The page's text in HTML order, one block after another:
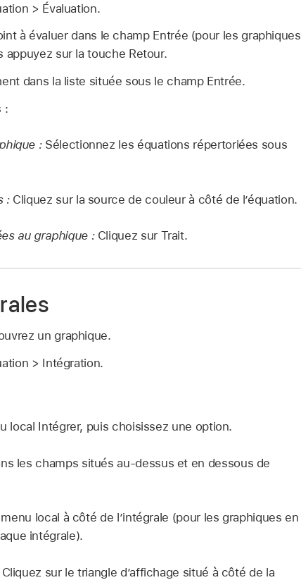
> Évaluation.
à évaluer dans le champ Entrée (pour les graphiques
appuyez sur la touche Retour.
dans la liste située sous le champ Entrée.
:
:Sélectionnez les équations répertoriées sous
:Cliquez sur la source de couleur à côté de l’équation.
au graphique :Cliquez sur Trait.
un graphique.
> Intégration.
local Intégrer, puis choisissez une option.
les champs situés au-dessus et en dessous de
local à côté de l’intégrale (pour les graphiques en
intégrale).
sur le triangle d’affichage situé à côté de la